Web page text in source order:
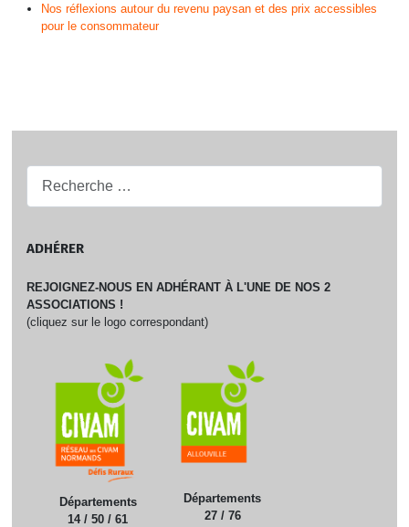
ADHÉRER
REJOIGNEZ-NOUS EN ADHÉRANT À L'UNE DE NOS 2
ASSOCIATIONS !
(cliquez sur le logo correspondant)
Départements
14 / 50 / 61
Départements
27 / 76
Nos réflexions autour du revenu paysan et des prix accessibles
pour le consommateur